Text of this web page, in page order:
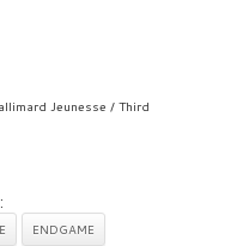
Jeunesse / Third
ENDGAME